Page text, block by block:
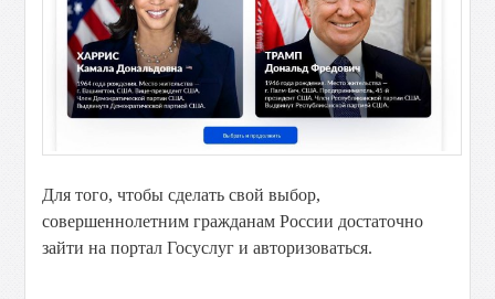
Для того, чтобы сделать свой выбор,
совершеннолетним гражданам России достаточно
зайти на портал Госуслуг и авторизоваться.